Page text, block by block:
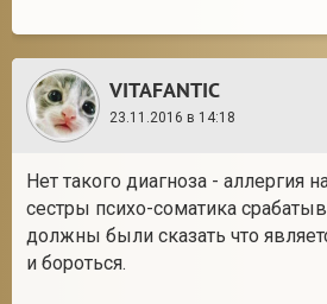
VITAFANTIC
23.11.2016 в 14:18
Нет такого диагноза - аллергия
сестры психо-соматика
должны были сказать что
и бороться.